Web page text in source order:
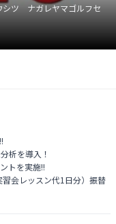
シツ ナガレヤマゴルフセ
析を導入！
トを実施!!
会レッスン代1日分）振替